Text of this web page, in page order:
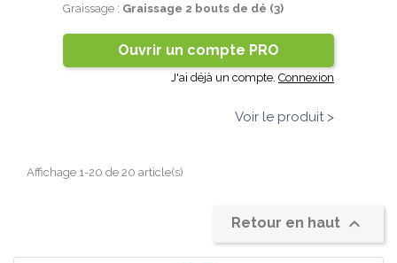
Graissage : Graissage 2 bouts de dé (3)
Ouvrir un compte PRO
J'ai déjà un compte. Connexion
Voir le produit >
Affichage 1-20 de 20 article(s)
Retour en haut 